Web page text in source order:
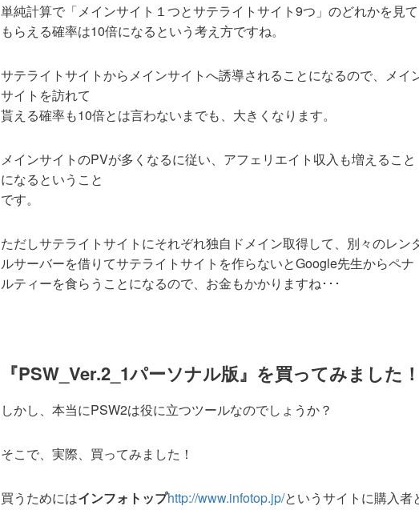
単純計算で「メインサイト１つとサテライトサイト9つ」のどれかを見て
もらえる確率は10倍になるという考え方ですね。
サテライトサイトからメインサイトへ誘導されることになるので、メイ
サイトを訪れて
貰える確率も10倍とは言わないまでも、大きくなります。
メインサイトのPVが多くなるに従い、アフェリエイト収入も増えること
になるということ
です。
ただしサテライトサイトにそれぞれ独自ドメイン取得して、別々のレン
ルサーバーを借りてサテライトサイトを作らないとGoogle先生からペナ
ルティーを食らうことになるので、お金もかかりますね･･･
『PSW_Ver.2_1パーソナル版』を買ってみました！
しかし、本当にPSW2は役に立つツールなのでしょうか？
そこで、実際、買ってみました！
買うためにはインフォトップhttp://www.infotop.jp/というサイトに購入者